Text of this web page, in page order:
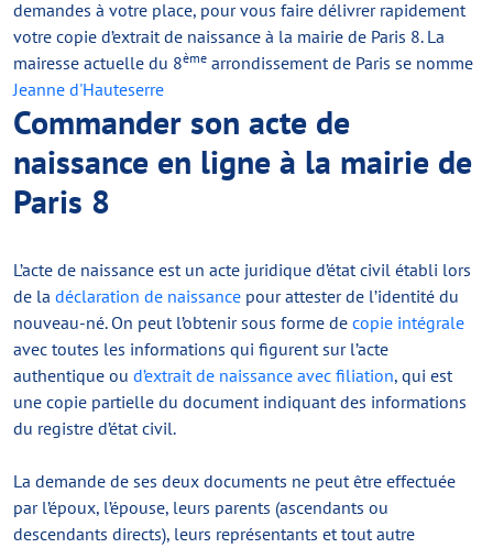
demandes à votre place, pour vous faire délivrer rapidement
votre copie d’extrait de naissance à la mairie de Paris 8. La
mairesse actuelle du 8ème arrondissement de Paris se nomme
Jeanne d'Hauteserre
Commander son acte de
naissance en ligne à la mairie de
Paris 8
L’acte de naissance est un acte juridique d’état civil établi lors
de la déclaration de naissance pour attester de l’identité du
nouveau-né. On peut l’obtenir sous forme de copie intégrale
avec toutes les informations qui figurent sur l’acte
authentique ou d’extrait de naissance avec filiation, qui est
une copie partielle du document indiquant des informations
du registre d’état civil.
La demande de ses deux documents ne peut être effectuée
par l’époux, l’épouse, leurs parents (ascendants ou
descendants directs), leurs représentants et tout autre